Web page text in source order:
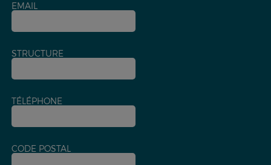
EMAIL
STRUCTURE
TÉLÉPHONE
CODE POSTAL